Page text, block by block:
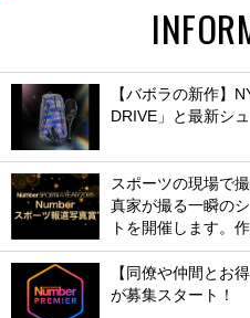
【バボラの新作】
DRIVE」と最新シ
スポーツの現場で
真家が撮る一瞬の
トを開催します。
【同僚や仲間とお
が募集スタート！